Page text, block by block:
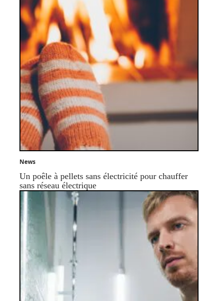
News
Un poêle à pellets sans électricité pour chauffer
sans réseau électrique